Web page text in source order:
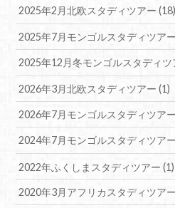
2025年2月北欧スタディツアー(18)
2025年7月モンゴルスタディツア
2025年12月冬モンゴルスタディ
2026年3月北欧スタディツアー(1)
2026年7月モンゴルスタディツア
2024年7月モンゴルスタディツア
2022年ふくしまスタディツアー(1)
2020年3月アフリカスタディツア